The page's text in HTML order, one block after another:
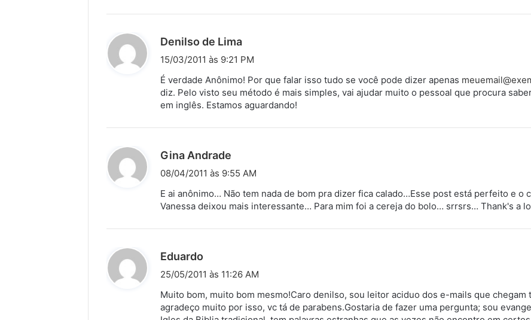
e
Denilso de Lima
i
s
e
15/03/2011 às 9:21 PM
É verdade Anônimo! Por que falar isso tudo se você pode dizer apenas
diz. Pelo visto seu método é mais simples, vai ajudar muito o pessoal que procura
em inglês. Estamos aguardando!
Gina Andrade
i
s
08/04/2011 às 9:55 AM
E ai anônimo… Não tem nada de bom pra dizer fica calado…Esse post está perfeito e o
Vanessa deixou mais interessante… Para mim foi a cereja do bolo… srrsrs… Thank's a
Eduardo
i
s
25/05/2011 às 11:26 AM
Muito bom, muito bom mesmo!Caro denilso, sou leitor aciduo dos e-mails que chegam
agradeço muito por isso, vc tá de parabens.Gostaria de fazer uma pergunta; sou